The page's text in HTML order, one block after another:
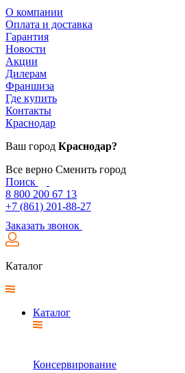
О компании
Оплата и доставка
Гарантия
Новости
Акции
Дилерам
Франшиза
Где купить
Контакты
Краснодар
Ваш город Краснодар?
Все верно Сменить город
Поиск
8 800 200 67 13
+7 (861) 201-88-27
Заказать звонок
Каталог
Каталог
Консервирование